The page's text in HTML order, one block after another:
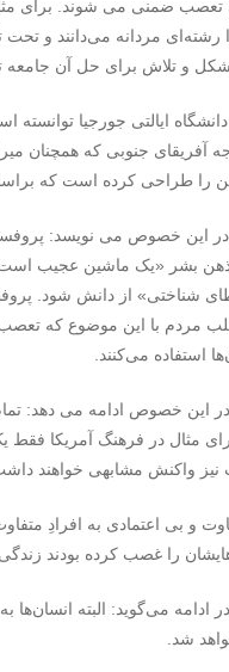
تعصب ضمنی می شوند. برای
رشته‌ای مردانه می‌دانند و
و تلاش برای حل آن جامعه
دانشگاه ایالتی جورجیا
آفریقای جنوبی که همچنان
را طراحی کرده است که
ذهن بشر «یک ماشین عجیب
شناختی» از دانش شود.
مردم با این موضوع که تعصب
استفاده می‌کنند.
این خصوص ادامه می دهد:
مثال در فرهنگ آمریکا فقط
واکنش مشابهی خواهند
و بی اعتمادی به افرادِ
را غصب کرده بودند
ادامه می‌گوید: البته
شد.